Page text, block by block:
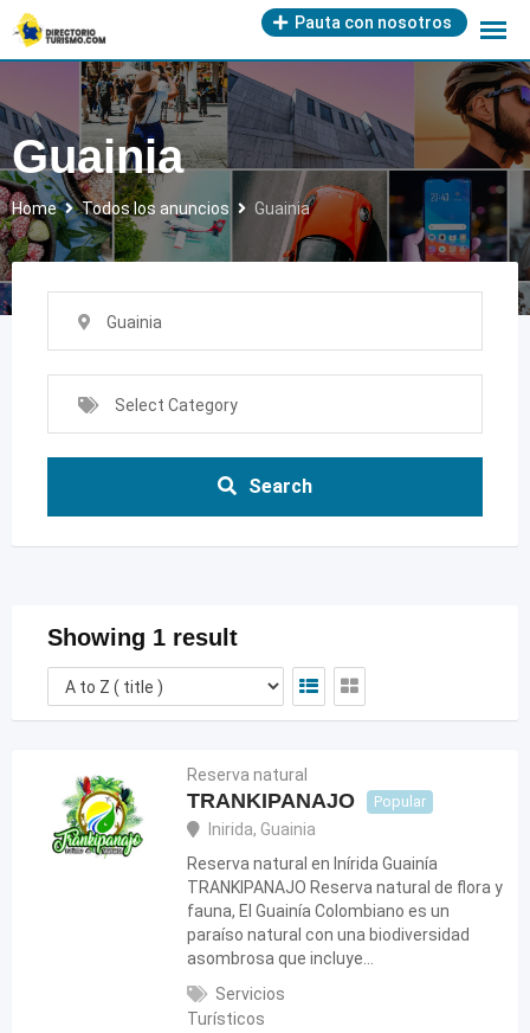
Skip
to
content
Pauta con nosotros
Guainia
Home Todos los anuncios Guainia
Guainia
Select Category
Search
Showing 1 result
Reserva natural
TRANKIPANAJO Popular
Inirida, Guainia
Reserva natural en Inírida Guainía
TRANKIPANAJO Reserva natural de flora y
fauna, El Guainía Colombiano es un
paraíso natural con una biodiversidad
asombrosa que incluye…
Servicios
Turísticos